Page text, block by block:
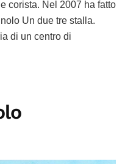
corista. Nel 2007 ha fatto
Un due tre stalla.
di un centro di